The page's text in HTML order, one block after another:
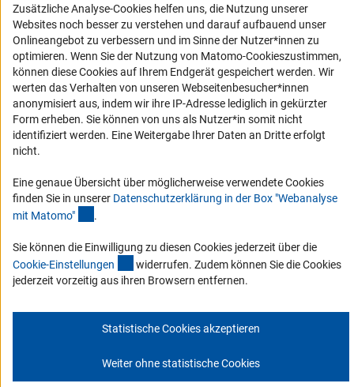
Erhalten Sie Neuigkeiten aus der DFG direkt in Ihr Mailpostfach oder
schauen Sie sich die Ausgaben online an.
Zum Newsletter
© 2026 DFG
Service
Zusätzliche Analyse-Cookies helfen uns, die Nutzung unserer
Websites noch besser zu verstehen und darauf aufbauend unser
Onlineangebot zu verbessern und im Sinne der Nutzer*innen zu
optimieren. Wenn Sie der Nutzung von Matomo-Cookieszustimmen,
können diese Cookies auf Ihrem Endgerät gespeichert werden. Wir
werten das Verhalten von unseren Webseitenbesucher*innen
anonymisiert aus, indem wir ihre IP-Adresse lediglich in gekürzter
Form erheben. Sie können von uns als Nutzer*in somit nicht
identifiziert werden. Eine Weitergabe Ihrer Daten an Dritte erfolgt
nicht.
Eine genaue Übersicht über möglicherweise verwendete Cookies
finden Sie in unserer Datenschutzerklärung in der Box "Webanalyse
mit Matomo" .
Sie können die Einwilligung zu diesen Cookies jederzeit über die
Cookie-Einstellungen (interner Link)
widerrufen. Zudem können Sie die Cookies
jederzeit vorzeitig aus ihren Browsern entfernen.
Statistische Cookies akzeptieren
Weiter ohne statistische Cookies